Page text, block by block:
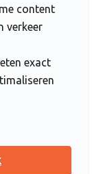
content
verkeer
exact